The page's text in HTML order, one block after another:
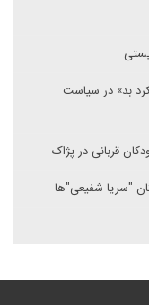
بد» در سیاست
قربانی در پژاک
"سریا شفیعی‌"ها